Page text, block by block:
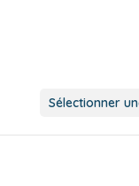
Sélectionner